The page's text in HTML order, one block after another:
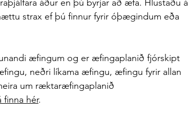
áður en þú byrjar að æfa. Hlustaðu á
strax ef þú finnur fyrir óþægindum eða
æfingum og er æfingaplanið fjórskipt
neðri líkama æfingu, æfingu fyrir allan
um ræktaræfingaplanið
hér.